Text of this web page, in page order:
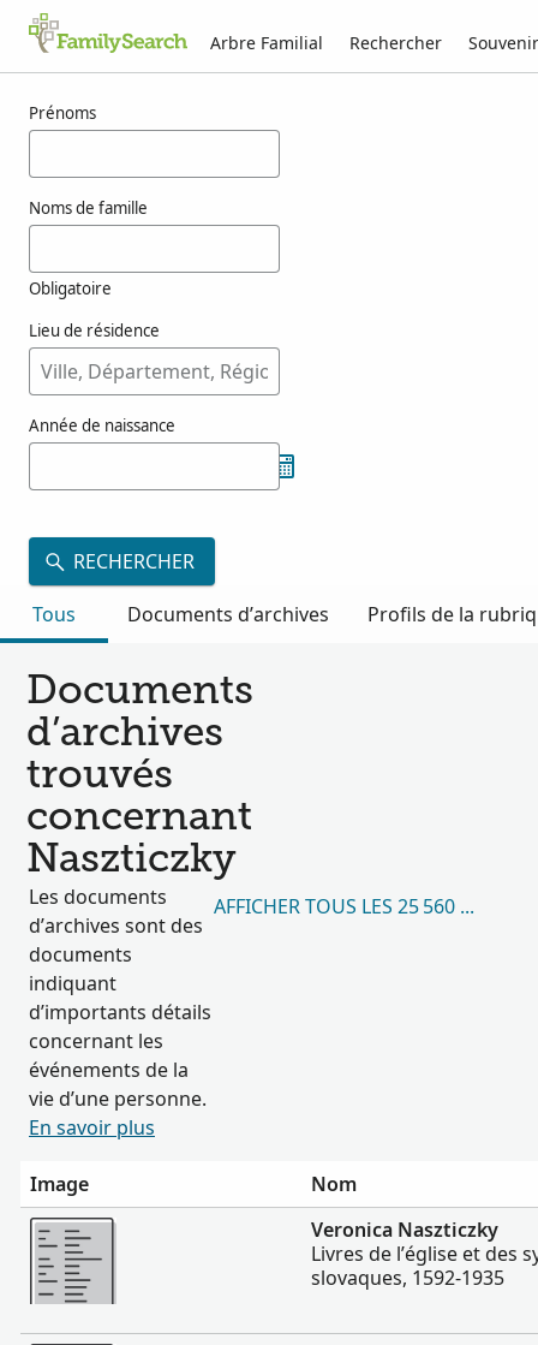
Arbre Familial Rechercher
Prénoms
Noms de famille
Obligatoire
Lieu de résidence
Année de naissance
RECHERCHER
Tous
Documents d’archives Profils de la
Documents
d’archives
trouvés
concernant
Naszticzky
Les documents
d’archives sont des
documents
indiquant
d’importants détails
concernant les
événements de la
vie d’une personne.
En savoir plus
AFFICHER TOUS LES 25 560
Image
Nom
Plus
Veronica Naszticzky
Livres de l’église et des
slovaques, 1592-1935